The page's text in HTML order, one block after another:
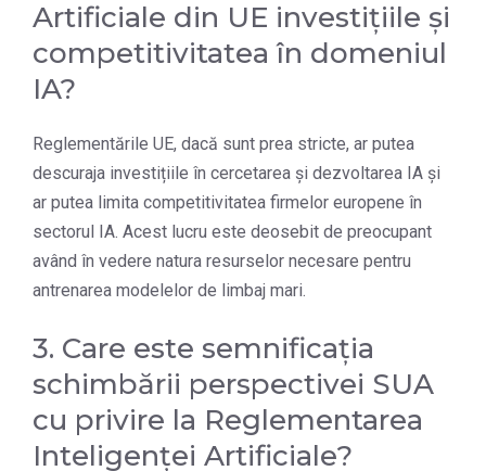
Artificiale din UE investițiile și
competitivitatea în domeniul
IA?
Reglementările UE, dacă sunt prea stricte, ar putea
descuraja investițiile în cercetarea și dezvoltarea IA și
ar putea limita competitivitatea firmelor europene în
sectorul IA. Acest lucru este deosebit de preocupant
având în vedere natura resurselor necesare pentru
antrenarea modelelor de limbaj mari.
3. Care este semnificația
schimbării perspectivei SUA
cu privire la Reglementarea
Inteligenței Artificiale?